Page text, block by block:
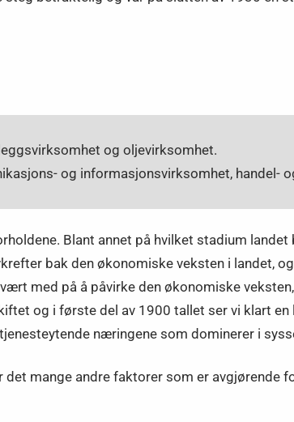
og oljevirksomhet.
og informasjonsvirksomhet, handel-
Blant annet på hvilket stadium landet
bak den økonomiske veksten i landet,
med på å påvirke den økonomiske
og i første del av 1900 tallet ser vi klart
næringene som dominerer i
mange andre faktorer som er avgjørende